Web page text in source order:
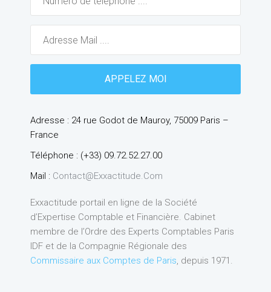
Adresse : 24 rue Godot de Mauroy, 75009 Paris –
France
Téléphone : (+33) 09.72.52.27.00
Mail : Contact@exxactitude.com
Exxactitude portail en ligne de la Société
d’Expertise Comptable et Financière. Cabinet
membre de l’Ordre des Experts Comptables Paris
IDF et de la Compagnie Régionale des
Commissaire aux Comptes de Paris, depuis 1971.